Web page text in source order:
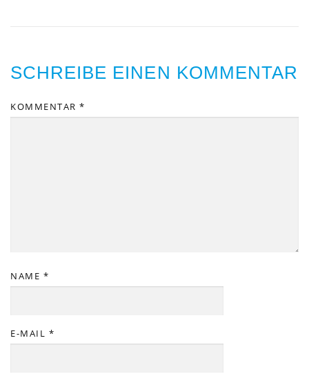
SCHREIBE EINEN KOMMENTAR
KOMMENTAR *
NAME *
E-MAIL *